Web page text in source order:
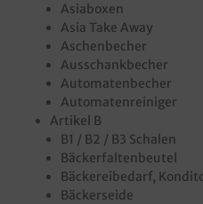
Asiaboxen
Asia Take Away
Aschenbecher
Ausschankbecher
Automatenbecher
Automatenreiniger
Artikel B
B1 / B2 / B3 Schalen
Bäckerfaltenbeutel
Bäckereibedarf,
Bäckerseide